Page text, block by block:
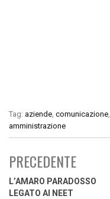
Tag: aziende, comunicazione,
amministrazione
PRECEDENTE
L’AMARO PARADOSSO
LEGATO AI NEET